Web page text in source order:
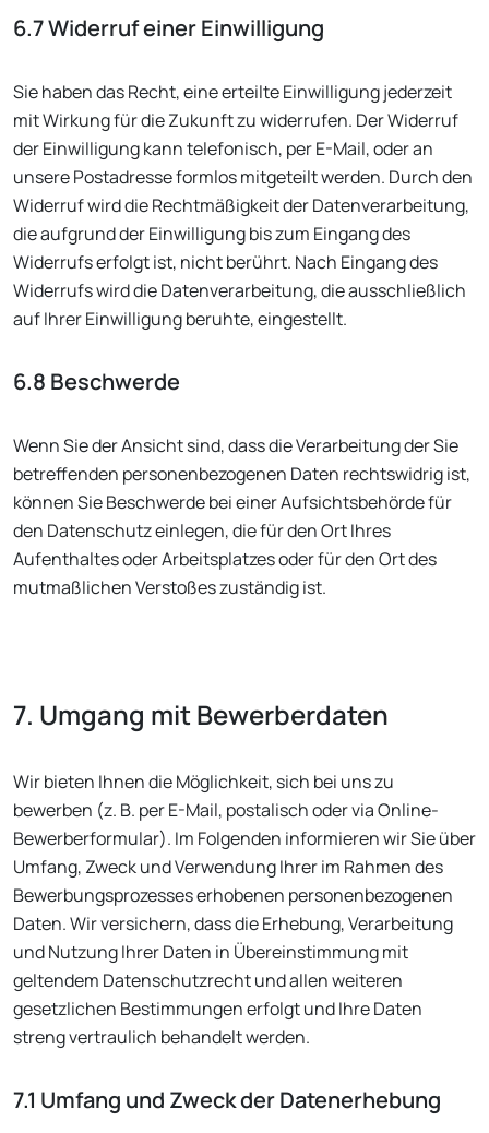
6.7 Widerruf einer Einwilligung
Sie haben das Recht, eine erteilte Einwilligung jederzeit
mit Wirkung für die Zukunft zu widerrufen. Der Widerruf
der Einwilligung kann telefonisch, per E-Mail, oder an
unsere Postadresse formlos mitgeteilt werden. Durch den
Widerruf wird die Rechtmäßigkeit der Datenverarbeitung,
die aufgrund der Einwilligung bis zum Eingang des
Widerrufs erfolgt ist, nicht berührt. Nach Eingang des
Widerrufs wird die Datenverarbeitung, die ausschließlich
auf Ihrer Einwilligung beruhte, eingestellt.
6.8 Beschwerde
Wenn Sie der Ansicht sind, dass die Verarbeitung der Sie
betreffenden personenbezogenen Daten rechtswidrig ist,
können Sie Beschwerde bei einer Aufsichtsbehörde für
den Datenschutz einlegen, die für den Ort Ihres
Aufenthaltes oder Arbeitsplatzes oder für den Ort des
mutmaßlichen Verstoßes zuständig ist.
7. Umgang mit Bewerberdaten
Wir bieten Ihnen die Möglichkeit, sich bei uns zu
bewerben (z. B. per E-Mail, postalisch oder via Online-
Bewerberformular). Im Folgenden informieren wir Sie über
Umfang, Zweck und Verwendung Ihrer im Rahmen des
Bewerbungsprozesses erhobenen personenbezogenen
Daten. Wir versichern, dass die Erhebung, Verarbeitung
und Nutzung Ihrer Daten in Übereinstimmung mit
geltendem Datenschutzrecht und allen weiteren
gesetzlichen Bestimmungen erfolgt und Ihre Daten
streng vertraulich behandelt werden.
7.1 Umfang und Zweck der Datenerhebung